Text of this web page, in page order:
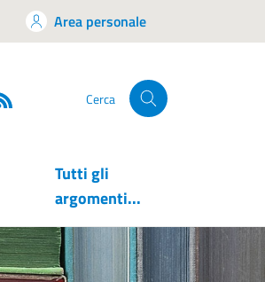
Area personale
Cerca
Tutti gli
argomenti...